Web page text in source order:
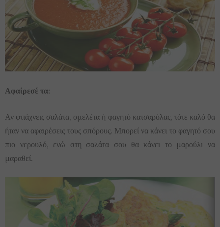
Αφαίρεσέ τα:
Αν φτιάχνεις σαλάτα, ομελέτα ή φαγητό κατσαρόλας, τότε καλό θα
ήταν να αφαιρέσεις τους σπόρους. Μπορεί να κάνει το φαγητό σου
πιο νερουλό, ενώ στη σαλάτα σου θα κάνει το μαρούλι να
μαραθεί.